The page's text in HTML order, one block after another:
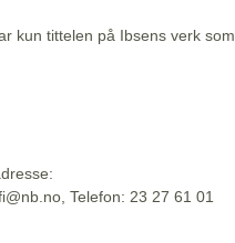
kun tittelen på Ibsens verk som
Telefon: 23 27 61 01